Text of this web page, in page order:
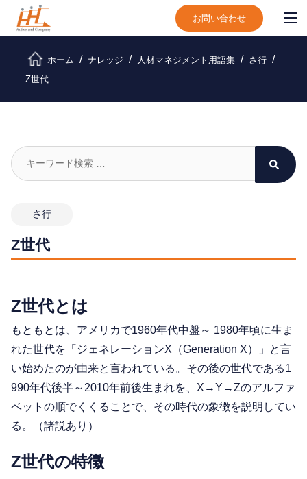
お問い合わせ
ホーム ナレッジ 人材マネジメント用語集
さ行
Z世代
さ行
Z世代
Z世代とは
もともとは、アメリカで1960年代中盤～ 1980年頃に生ま
れた世代を「ジェネレーションX（Generation X）」と言
い始めたのが由来と言われている。その後の世代である1
990年代後半～2010年前後生まれを、X→Y→Zのアルファ
ベットの順でくくることで、その時代の象徴を説明してい
る。（諸説あり）
Z世代の特徴